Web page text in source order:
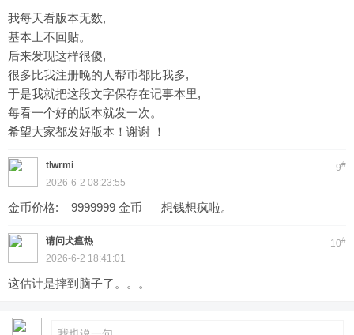
我每天看版本无数,
基本上不回贴。
后来发现这样很傻,
很多比我注册晚的人帮币都比我多,
于是我就把这段文字保存在记事本里,
每看一个好的版本就发一次。
希望大家都发好版本！谢谢 ！
9#
tlwrmi
2026-6-2 08:23:55
金币价格: 9999999 金币 想钱想疯啦。
10#
请问犬瘟热
2026-6-2 18:41:01
这估计是摔到脑子了。。。